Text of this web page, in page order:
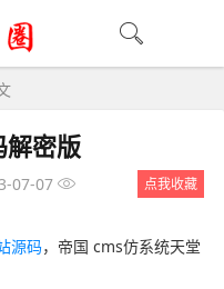
密版
07-07 点我收藏
源码，帝国 cms仿系统天堂